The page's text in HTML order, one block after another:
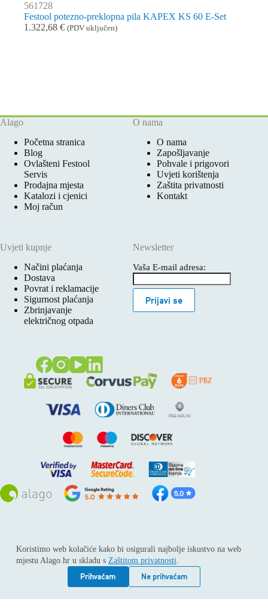
Koristimo web kolačiće kako bi osigurali najbolje iskustvo na web
mjestu Alago.hr u skladu s Zaštitom privatnosti.
Prihvaćam
Ne prihvaćam
561728
Festool potezno-preklopna pila KAPEX KS 60 E-Set
1.322,68 € (PDV uključen)
Alago
Početna stranica
Blog
Ovlašteni Festool
Servis
Prodajna mjesta
Katalozi i cjenici
Moj račun
O nama
O nama
Zapošljavanje
Pohvale i prigovori
Uvjeti korištenja
Zaštita privatnosti
Kontakt
Uvjeti kupnje
Načini plaćanja
Dostava
Povrat i reklamacije
Sigurnost plaćanja
Zbrinjavanje
električnog otpada
Newsletter
Vaša E-mail adresa:
Prijavi se
Sva prava pridržana © 2026
Alago
ALAGO d.o.o. trgovina, usluge i zastupanje stranih tvrtki /
Adresa: Horvati 112, 10436 Rakov potok / Telefon: +385 1
6539 392 / E-mail: kontakt@alago.hr / Podaci o subjektu:
Subjekt je upisan kod Trgovačkog suda u Zagrebu pod
reg.uloškom broj 1-53420. / MBS: 080046630 / OIB: